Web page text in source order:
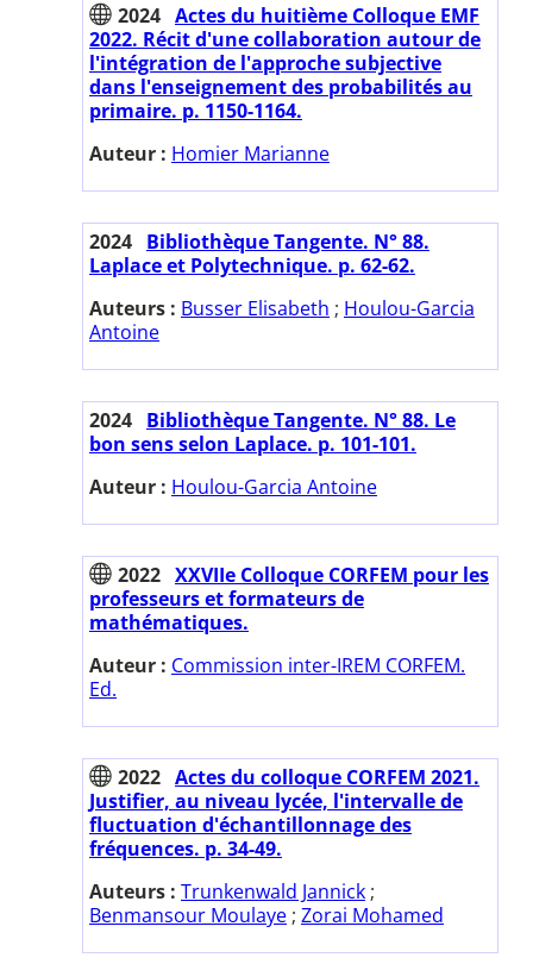
2024 Actes du huitième Colloque EMF
2022. Récit d'une collaboration autour de
l'intégration de l'approche subjective
dans l'enseignement des probabilités au
primaire. p. 1150-1164.
Auteur : Homier Marianne
2024 Bibliothèque Tangente. N° 88.
Laplace et Polytechnique. p. 62-62.
Auteurs : Busser Elisabeth ; Houlou-Garcia
Antoine
2024 Bibliothèque Tangente. N° 88. Le
bon sens selon Laplace. p. 101-101.
Auteur : Houlou-Garcia Antoine
2022 XXVIIe Colloque CORFEM pour les
professeurs et formateurs de
mathématiques.
Auteur : Commission inter-IREM CORFEM.
Ed.
2022 Actes du colloque CORFEM 2021.
Justifier, au niveau lycée, l'intervalle de
fluctuation d'échantillonnage des
fréquences. p. 34-49.
Auteurs : Trunkenwald Jannick ;
Benmansour Moulaye ; Zorai Mohamed